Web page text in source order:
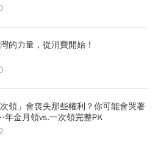
的力量，從消費開始！
領」會喪失那些權利？你可能會哭著
金月領vs.一次領完整PK